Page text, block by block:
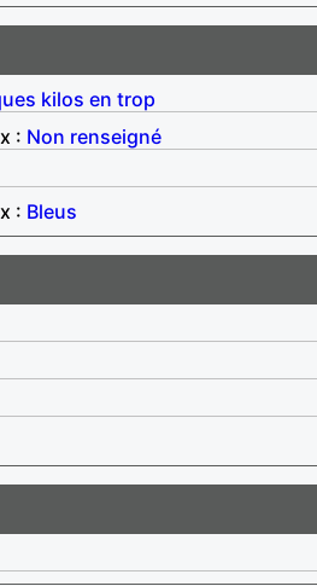
kilos en trop
: Non renseigné
: Bleus